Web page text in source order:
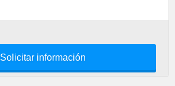
Solicitar información